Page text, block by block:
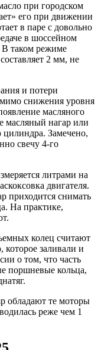
при городском
его при движении
в паре с довольно
в шоссейном
В таком режиме
2 мм, не
и потери
снижения уровня
масляного
масляный нагар или
цилиндра. Замечено,
свечу 4-го
литрами на
двигателя.
приходится снимать
На практике,
колец считают
которое заливали и
о том, что часть
поршневые кольца,
обладают те моторы
реже чем 1